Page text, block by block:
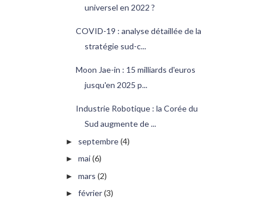
universel en 2022 ?
COVID-19 : analyse détaillée de la
stratégie sud-c...
Moon Jae-in : 15 milliards d'euros
jusqu'en 2025 p...
Industrie Robotique : la Corée du
Sud augmente de ...
► septembre(4)
► mai(6)
► mars (2)
► février(3)